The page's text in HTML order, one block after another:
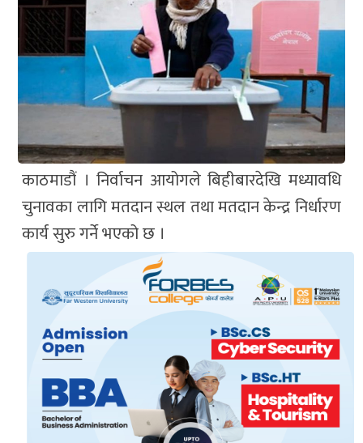
काठमाडौं । निर्वाचन आयोगले बिहीबारदेखि मध्यावधि
चुनावका लागि मतदान स्थल तथा मतदान केन्द्र निर्धारण
कार्य सुरु गर्ने भएको छ ।